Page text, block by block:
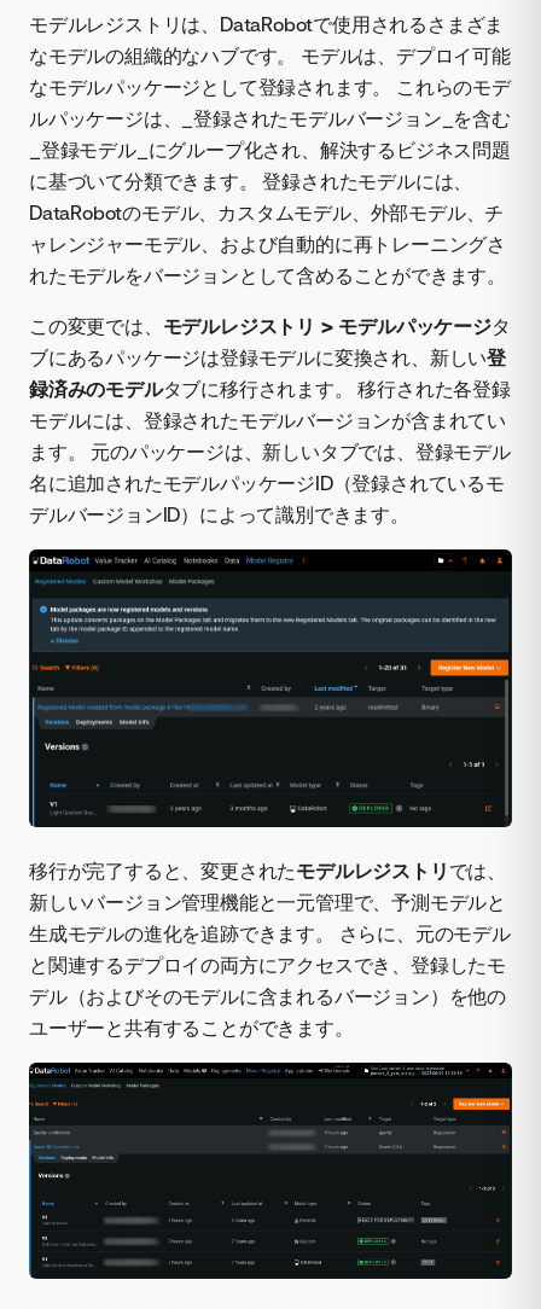
モデルレジストリは、DataRobotで使用されるさまざま
なモデルの組織的なハブです。 モデルは、デプロイ可能
なモデルパッケージとして登録されます。 これらのモデ
ルパッケージは、_登録されたモデルバージョン_を含む
_登録モデル_にグループ化され、解決するビジネス問題
に基づいて分類できます。 登録されたモデルには、
DataRobotのモデル、カスタムモデル、外部モデル、チ
ャレンジャーモデル、および自動的に再トレーニングさ
れたモデルをバージョンとして含めることができます。
この変更では、 モデルレジストリ > モデルパッケージタ
ブにあるパッケージは登録モデルに変換され、新しい登
録済みのモデルタブに移行されます。 移行された各登録
モデルには、登録されたモデルバージョンが含まれてい
ます。 元のパッケージは、新しいタブでは、登録モデル
名に追加されたモデルパッケージID（登録されているモ
デルバージョンID）によって識別できます。
移行が完了すると、変更されたモデルレジストリ では、
新しいバージョン管理機能と一元管理で、予測モデルと
生成モデルの進化を追跡できます。 さらに、元のモデル
と関連するデプロイの両方にアクセスでき、登録したモ
デル（およびそのモデルに含まれるバージョン）を他の
ユーザーと共有することができます。